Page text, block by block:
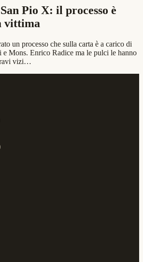
Pio X: il processo è
vittima
un processo che sulla carta è a carico di
Mons. Enrico Radice ma le pulci le hanno
vizi…